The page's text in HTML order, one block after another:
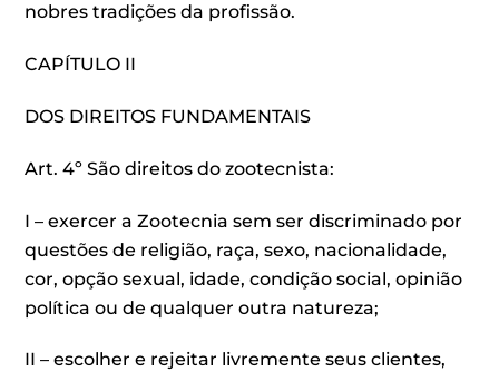
nobres tradições da profissão.
CAPÍTULO II
DOS DIREITOS FUNDAMENTAIS
Art. 4º São direitos do zootecnista:
I – exercer a Zootecnia sem ser discriminado por
questões de religião, raça, sexo, nacionalidade,
cor, opção sexual, idade, condição social, opinião
política ou de qualquer outra natureza;
II – escolher e rejeitar livremente seus clientes,